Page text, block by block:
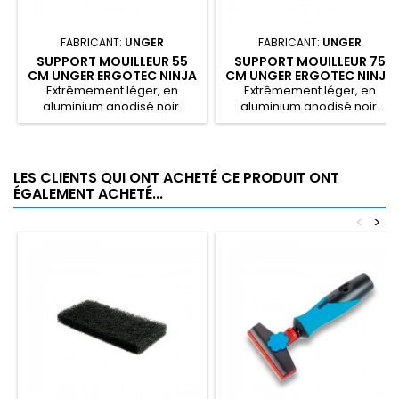
FABRICANT: UNGER
SUPPORT MOUILLEUR 55
CM UNGER ERGOTEC NINJA
Extrêmement léger, en
aluminium anodisé noir.
FABRICANT: UNGER
SUPPORT MOUILLEUR 75
CM UNGER ERGOTEC NINJA
Extrêmement léger, en
aluminium anodisé noir.
LES CLIENTS QUI ONT ACHETÉ CE PRODUIT ONT
ÉGALEMENT ACHETÉ...
>
<